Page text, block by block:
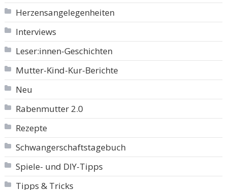
Herzensangelegenheiten
Interviews
Leser:innen-Geschichten
Mutter-Kind-Kur-Berichte
Neu
Rabenmutter 2.0
Rezepte
Schwangerschaftstagebuch
Spiele- und DIY-Tipps
Tipps & Tricks